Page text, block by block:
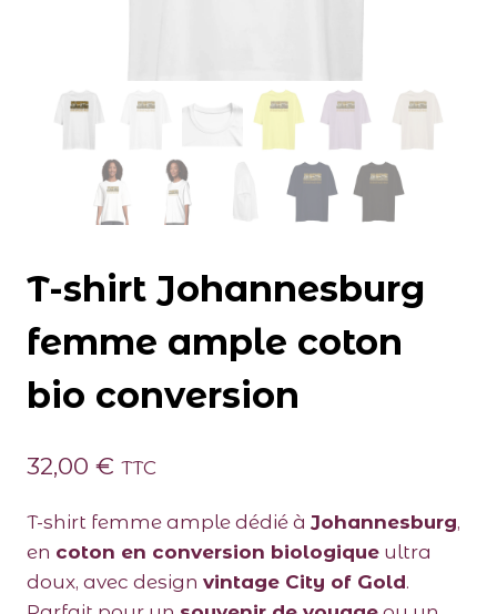
T-shirt Johannesburg
femme ample coton
bio conversion
32,00 € TTC
T-shirt femme ample dédié à Johannesburg,
en coton en conversion biologique ultra
doux, avec design vintage City of Gold.